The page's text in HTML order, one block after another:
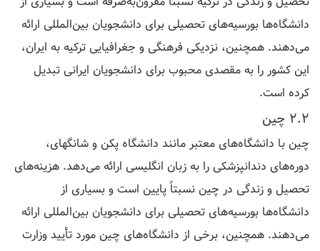
دانشگاه‌ها بورسیه‌های تحصیلی برای دانشجویان بین‌المللی ارائه
می‌دهند. همچنین، نزدیکی فرهنگی و جغرافیایی ترکیه به ایران،
این کشور را به مقصدی محبوب برای دانشجویان ایرانی تبدیل
کرده است.
2.2 چین
چین با دانشگاه‌های معتبر مانند دانشگاه پکن و شانگهای،
دوره‌های دندانپزشکی را به زبان انگلیسی ارائه می‌دهد. هزینه‌های
تحصیل و زندگی در چین نسبتاً پایین است و بسیاری از
دانشگاه‌ها بورسیه‌های تحصیلی برای دانشجویان بین‌المللی ارائه
می‌دهند. همچنین، برخی از دانشگاه‌های چین مورد تأیید وزارت